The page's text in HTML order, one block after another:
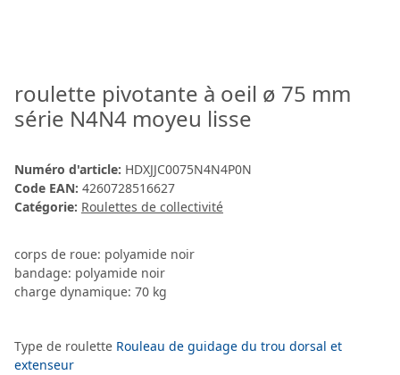
roulette pivotante à oeil ø 75 mm
série N4N4 moyeu lisse
Numéro d'article: HDXJJC0075N4N4P0N
Code EAN: 4260728516627
Catégorie: Roulettes de collectivité
corps de roue: polyamide noir
bandage: polyamide noir
charge dynamique: 70 kg
Type de roulette Rouleau de guidage du trou dorsal et
extenseur